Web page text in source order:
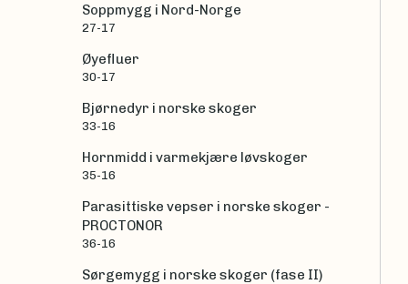
Soppmygg i Nord-Norge
27-17
Øyefluer
30-17
Bjørnedyr i norske skoger
33-16
Hornmidd i varmekjære løvskoger
35-16
Parasittiske vepser i norske skoger -
PROCTONOR
36-16
Sørgemygg i norske skoger (fase II)